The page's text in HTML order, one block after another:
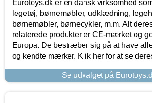
Eurotoys.dk er en dansk virksomhed
legetøj, børnemøbler, udklædning,
børnemøbler, børnecykler, m.m. Alt
relaterede produkter er CE-mærket og
Europa. De bestræber sig på at have
og kendte mærker. Klik her for at se
Se udvalget på